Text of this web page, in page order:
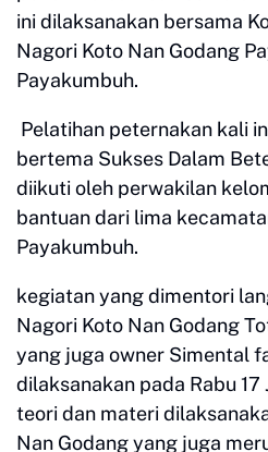
ini dilaksanakan bersama
Nagori Koto Nan Godang
Payakumbuh.
Pelatihan peternakan kali
bertema Sukses Dalam
diikuti oleh perwakilan
bantuan dari lima
Payakumbuh.
kegiatan yang dimentori
Nagori Koto Nan Godang
yang juga owner Simental
dilaksanakan pada Rabu 17
teori dan materi
Nan Godang yang juga